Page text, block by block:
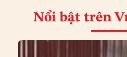
Nổi bật trên